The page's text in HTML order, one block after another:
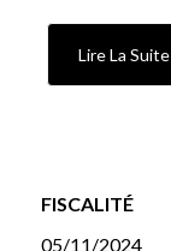
Lire La Suite
FISCALITÉ
05/11/2024